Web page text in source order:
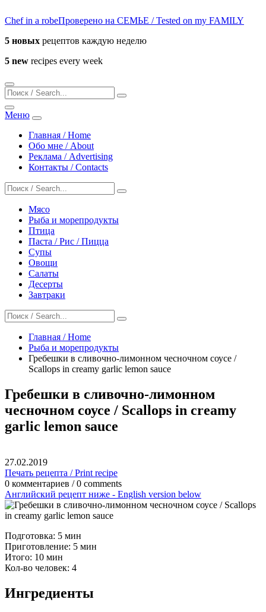
Chef in a robeПроверено на СЕМЬЕ / Tested on my FAMILY
5 новых рецептов каждую неделю
5 new recipes every week
Меню
Главная / Home
Обо мне / About
Реклама / Advertising
Контакты / Contacts
Мясо
Рыба и морепродукты
Птица
Паста / Рис / Пицца
Супы
Овощи
Салаты
Десерты
Завтраки
Главная / Home
Рыба и морепродукты
Гребешки в сливочно-лимонном чесночном соусе /
Scallops in creamy garlic lemon sauce
Гребешки в сливочно-лимонном
чесночном соусе / Scallops in creamy
garlic lemon sauce
27.02.2019
Печать рецепта / Print recipe
0 комментариев / 0 comments
Английский рецепт ниже - English version below
Подготовка: 5 мин
Приготовление: 5 мин
Итого: 10 мин
Кол-во человек: 4
Ингредиенты